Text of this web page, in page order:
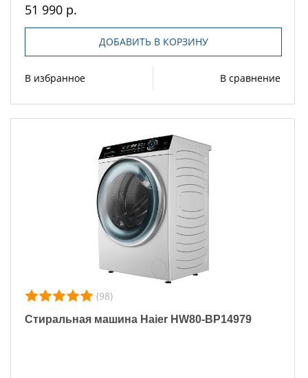
51 990 р.
ДОБАВИТЬ В КОРЗИНУ
В избранное В сравнение
(98)
Стиральная машина Haier HW80-BP14979